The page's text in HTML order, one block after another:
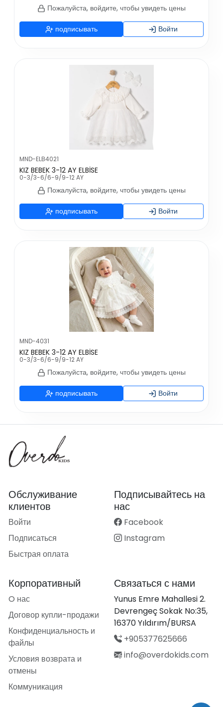
Пожалуйста, войдите, чтобы увидеть цены
подписывать Войти
MND-ELB4021
KIZ BEBEK 3-12 AY ELBİSE
0-3/3-6/6-9/9-12 AY
Пожалуйста, войдите, чтобы увидеть цены
подписывать Войти
MND-4031
KIZ BEBEK 3-12 AY ELBİSE
0-3/3-6/6-9/9-12 AY
Пожалуйста, войдите, чтобы увидеть цены
подписывать Войти
Корпоративный
O нас
Договор купли-продажи
Конфиденциальность и
файлы
Условия возврата и
отмены
Коммуникация
Обслуживание
клиентов
Войти
Подписаться
Быстрая оплата
Подписывайтесь на
нас
Facebook
Instagram
Связаться с нами
Yunus Emre Mahallesi 2.
Devrengeç Sokak No:35,
16370 Yıldırım/BURSA
+905377625666
info@overdokids.com